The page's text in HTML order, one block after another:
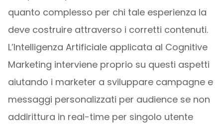
quanto complesso per chi tale esperienza la
deve costruire attraverso i corretti contenuti.
L’Intelligenza Artificiale applicata al Cognitive
Marketing interviene proprio su questi aspetti
aiutando i marketer a sviluppare campagne e
messaggi personalizzati per audience se non
addirittura in real-time per singolo utente